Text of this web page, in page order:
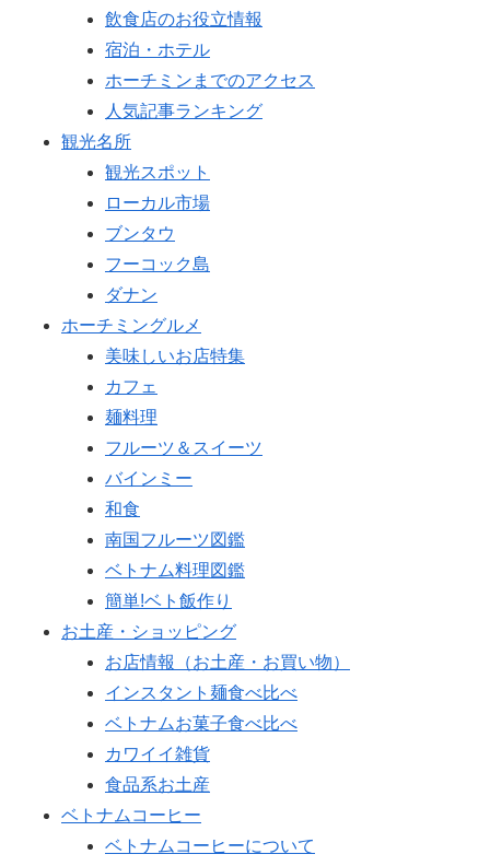
飲食店のお役立情報
宿泊・ホテル
ホーチミンまでのアクセス
人気記事ランキング
観光名所
観光スポット
ローカル市場
ブンタウ
フーコック島
ダナン
ホーチミングルメ
美味しいお店特集
カフェ
麺料理
フルーツ＆スイーツ
バインミー
和食
南国フルーツ図鑑
ベトナム料理図鑑
簡単!ベト飯作り
お土産・ショッピング
お店情報（お土産・お買い物）
インスタント麺食べ比べ
ベトナムお菓子食べ比べ
カワイイ雑貨
食品系お土産
ベトナムコーヒー
ベトナムコーヒーについて